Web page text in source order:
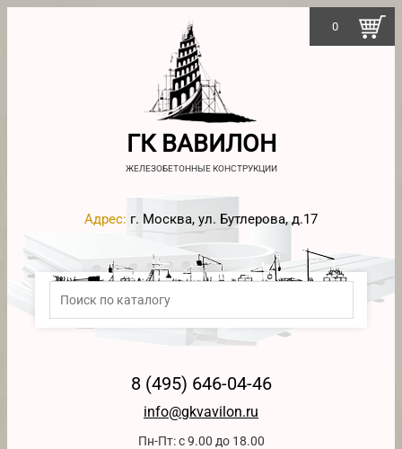
ГК ВАВИЛОН
ЖЕЛЕЗОБЕТОННЫЕ КОНСТРУКЦИИ
Адрес: г. Москва, ул. Бутлерова, д.17
8 (495) 646-04-46
info@gkvavilon.ru
Пн-Пт: с 9.00 до 18.00
0